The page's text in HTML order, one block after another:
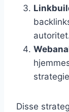
Disse